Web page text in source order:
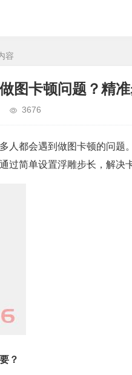
容
图卡顿问题？精
3676
人都会遇到做图卡顿的问题
过简单设置浮雕步长，解决
？